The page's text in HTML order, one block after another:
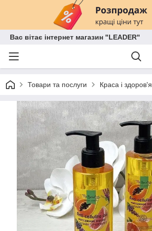
Вас вітає інтернет магазин "LEADER"
Товари та послуги Краса і здоров'я